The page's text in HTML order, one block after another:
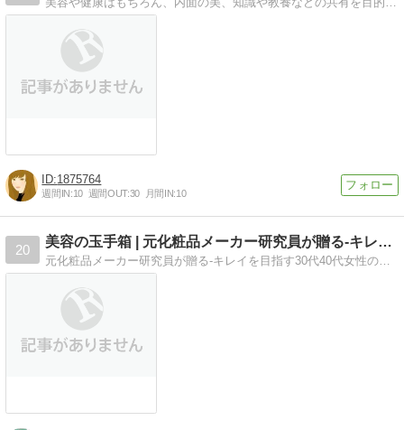
1875764
週間IN:10 週間OUT:30 月間IN:10
20
美容の玉手箱 | 元化粧品メーカー研究員が贈る-キレイ…
元化粧品メーカー研究員が贈る-キレイを目指す30代40代女性のための美容ノート-